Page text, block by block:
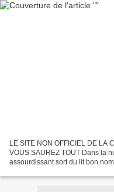
LE SITE NON OFFICIEL DE LA
VOUS SAUREZ TOUT Dans la
assourdissant sort du lit bon